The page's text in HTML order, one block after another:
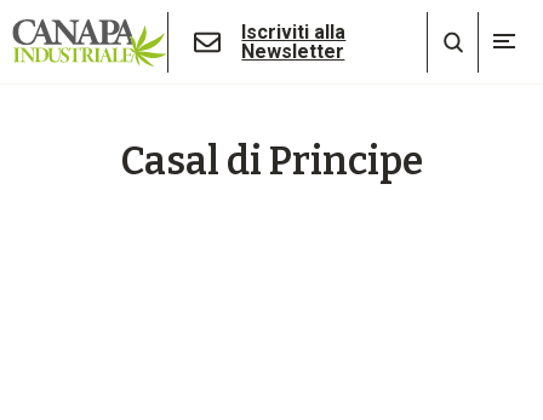
Iscriviti alla
Newsletter
Casal di Principe